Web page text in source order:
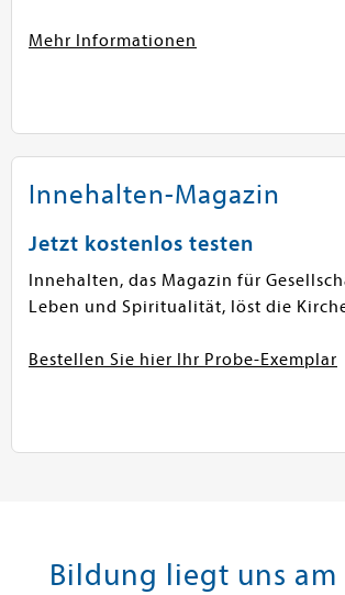
Mehr Informationen
Innehalten-Magazin
Jetzt kostenlos testen
Innehalten, das Magazin für
Leben und Spiritualität, löst die
Bestellen Sie hier Ihr Probe-Exemplar
Bildung liegt uns am